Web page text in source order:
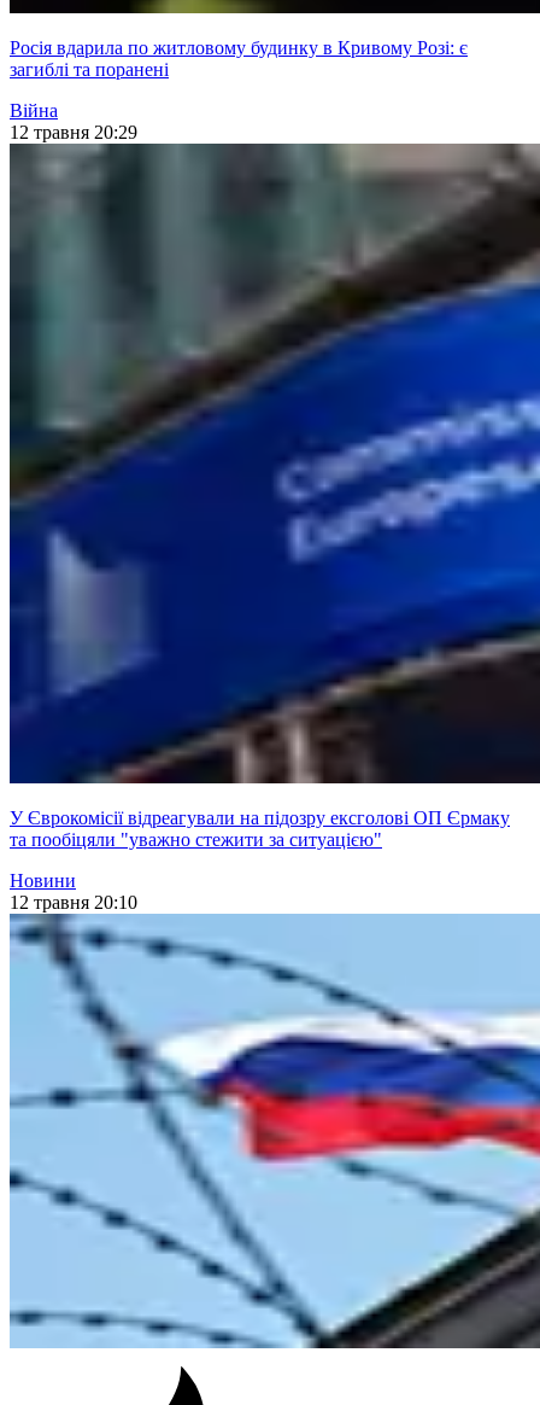
Росія вдарила по житловому будинку в Кривому Розі: є
загиблі та поранені
Війна
12 травня 20:29
У Єврокомісії відреагували на підозру ексголові ОП Єрмаку
та пообіцяли "уважно стежити за ситуацією"
Новини
12 травня 20:10